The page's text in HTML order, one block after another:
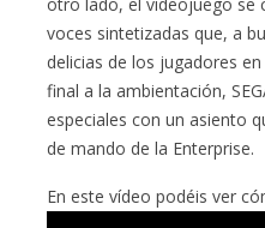
voces sintetizadas que, a
delicias de los jugadores
final a la ambientación,
especiales con un asiento
de mando de la Enterprise.
En este vídeo podéis ver